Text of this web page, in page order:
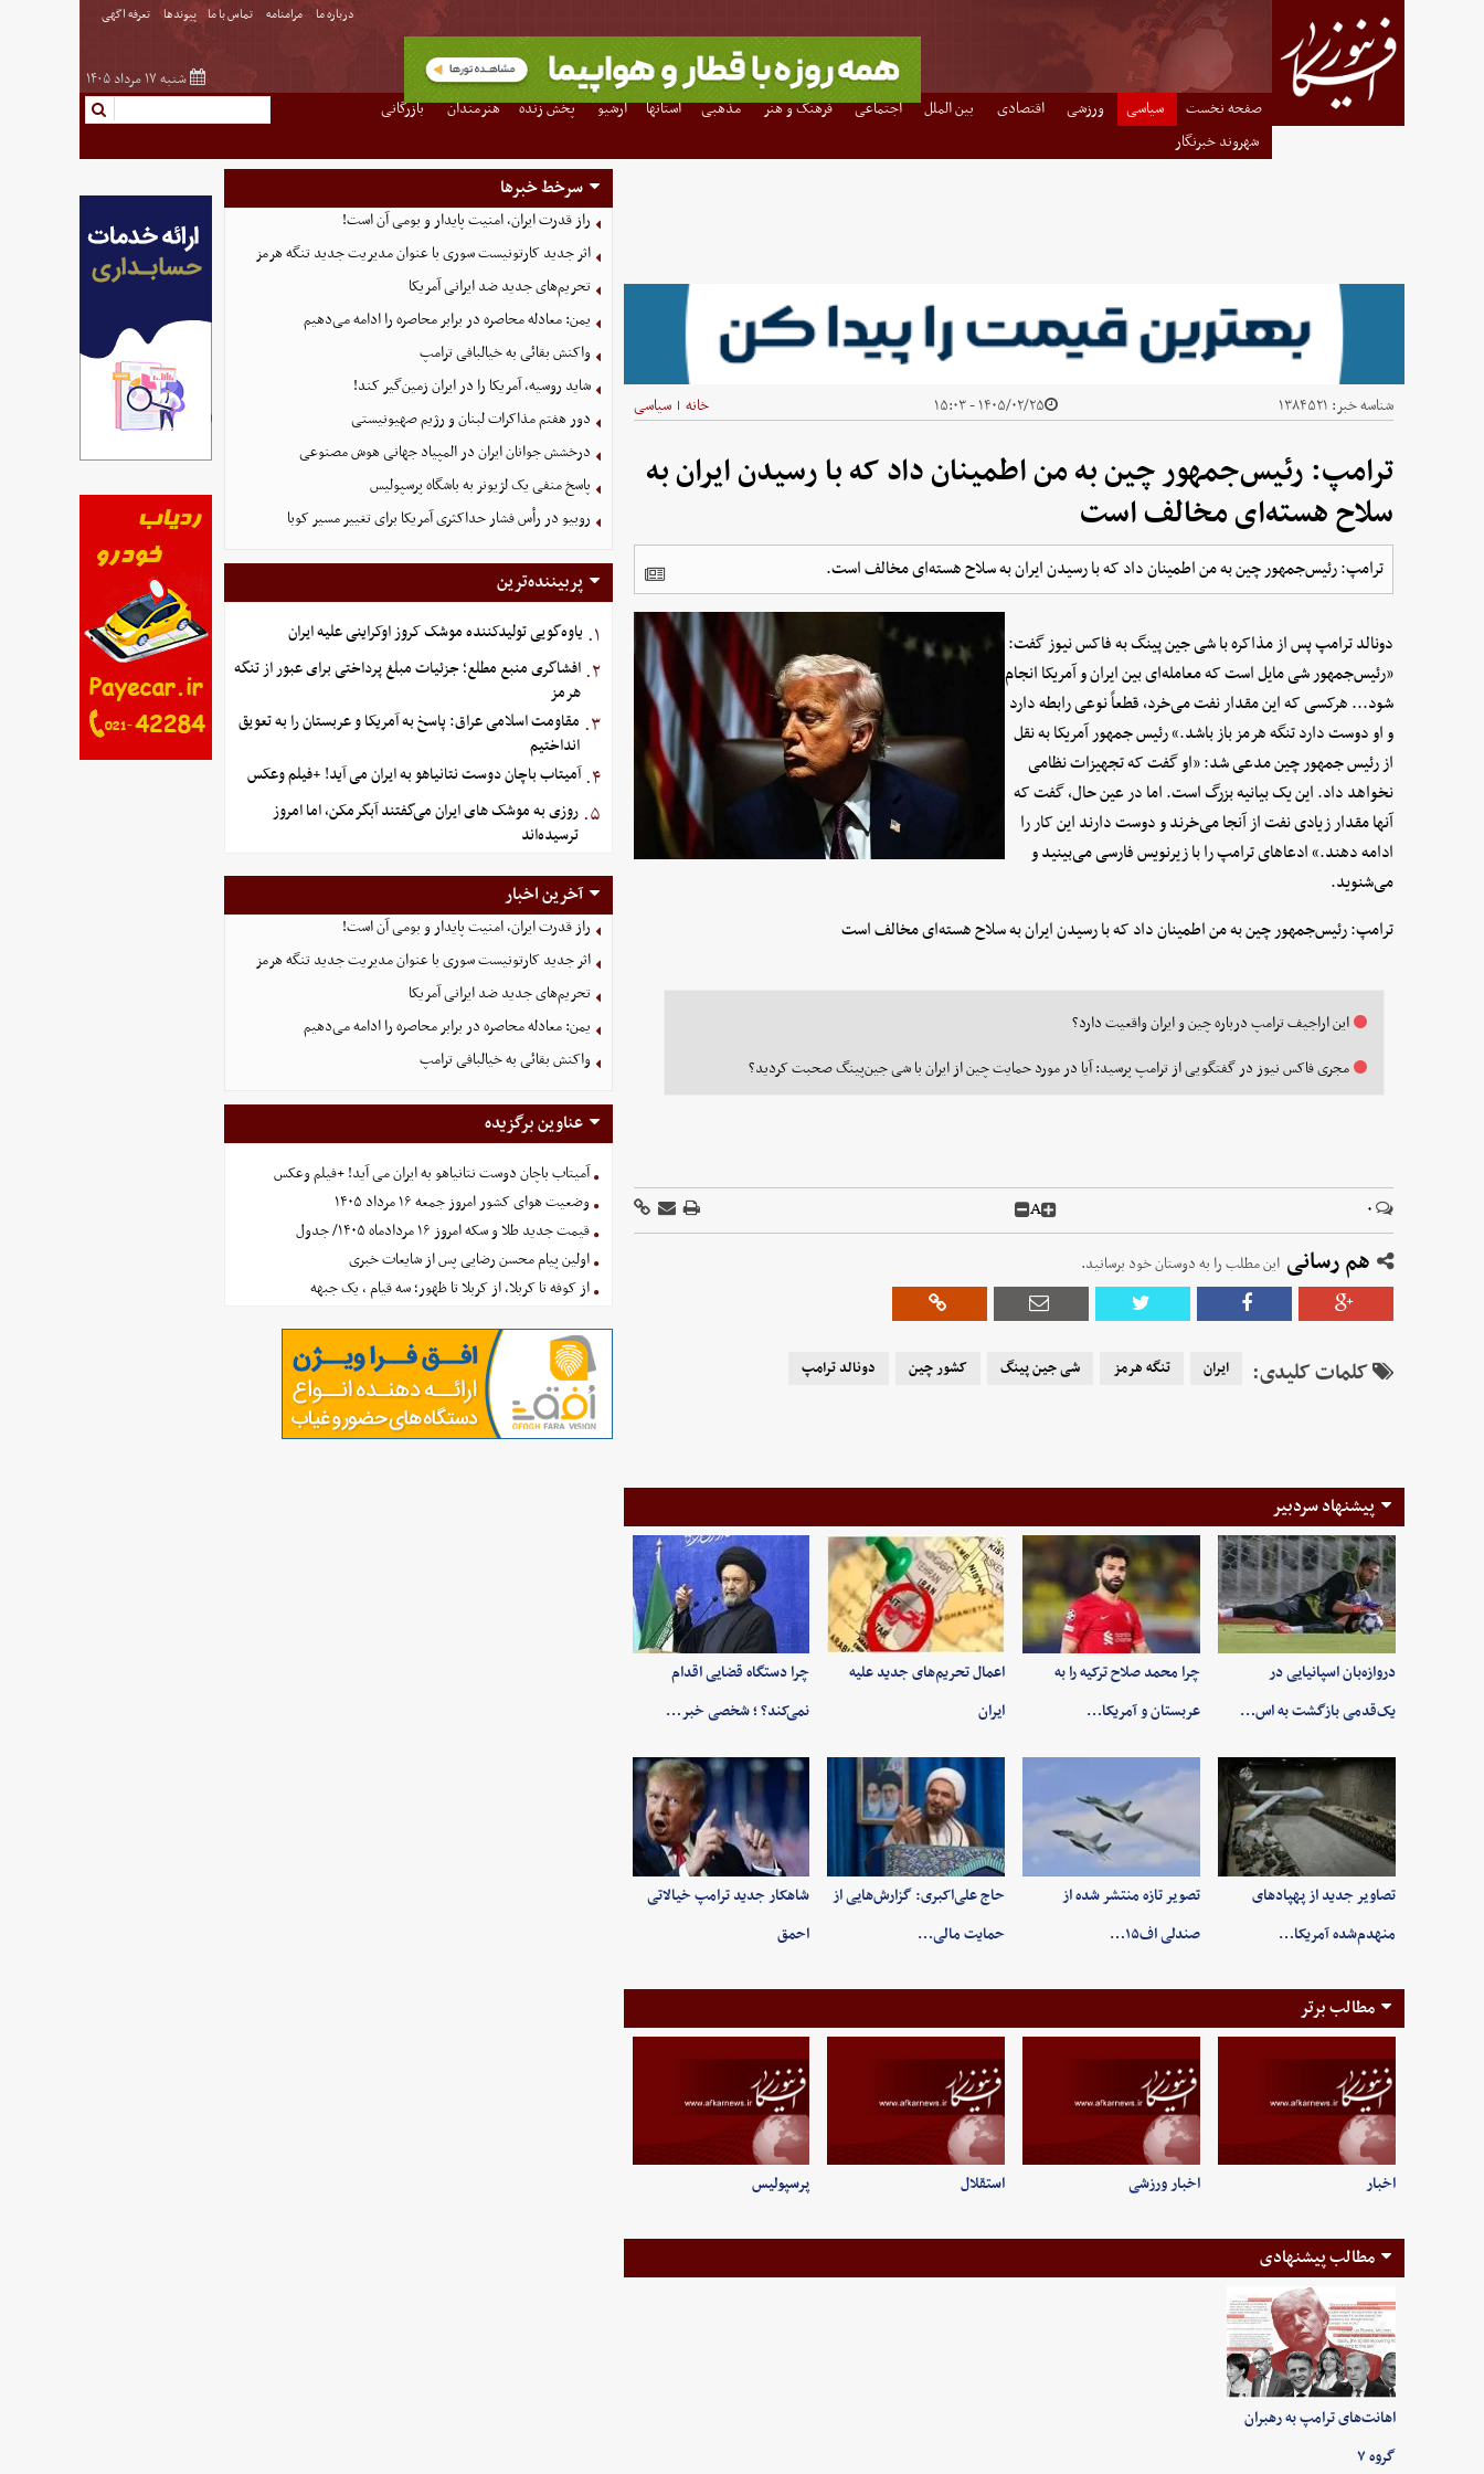
درباره ما مرامنامه تماس با ما پیوندها تعرفه اگهی
شنبه ۱۷ مرداد ۱۴۰۵
صفحه نخست سیاسی ورزشی اقتصادی بین الملل اجتماعی فرهنگ و هنر مذهبی استانها آرشیو پخش زنده هنرمندان
بازرگانی
شهروند خبرنگار
شناسه خبر: ۱۳۸۴۵۲۱ ۱۴۰۵/۰۲/۲۵ - ۱۵:۰۳ خانه | سیاسی
ترامپ: رئیس‌جمهور چین به من اطمینان داد که با رسیدن ایران به
سلاح هسته‌ای مخالف است
ترامپ: رئیس‌جمهور چین به من اطمینان داد که با رسیدن ایران به سلاح هسته‌ای مخالف است.
دونالد ترامپ پس از مذاکره با شی جین پینگ به فاکس نیوز گفت:
«رئیس‌جمهور شی مایل است که معامله‌ای بین ایران و آمریکا انجام
شود... هرکسی که این مقدار نفت می‌خرد، قطعاً نوعی رابطه دارد
و او دوست دارد تنگه هرمز باز باشد.» رئیس جمهور آمریکا به نقل
از رئیس جمهور چین مدعی شد: «او گفت که تجهیزات نظامی
نخواهد داد. این یک بیانیه بزرگ است. اما در عین حال، گفت که
آنها مقدار زیادی نفت از آنجا می‌خرند و دوست دارند این کار را
ادامه دهند.» ادعاهای ترامپ را با زیرنویس فارسی می‌بینید و
می‌شنوید.
ترامپ: رئیس‌جمهور چین به من اطمینان داد که با رسیدن ایران به سلاح هسته‌ای مخالف است
این اراجیف ترامپ درباره چین و ایران واقعیت دارد؟
مجری فاکس نیوز در گفتگویی از ترامپ پرسید: آیا در مورد حمایت چین از ایران با شی جین‌پینگ صحبت کردید؟
۰ A
هم رسانی این مطلب را به دوستان خود برسانید.
کلمات کلیدی: ایران تنگه هرمز شی جین پینگ کشور چین دونالد ترامپ
پیشنهاد سردبیر
دروازه‌بان اسپانیایی در
یک‌قدمی بازگشت به اس…
چرا محمد صلاح ترکیه را به
عربستان و آمریکا…
اعمال تحریم‌های جدید علیه
ایران
چرا دستگاه قضایی اقدام
نمی‌کند؟ ؛ شخصی خبر…
تصاویر جدید از پهپادهای
منهدم‌شده آمریکا…
تصویر تازه منتشر شده از
صندلی اف۱۵…
حاج علی‌اکبری: گزارش‌هایی از
حمایت مالی…
شاهکار جدید ترامپ خیالاتی
احمق
مطالب برتر
اخبار اخبار ورزشی استقلال پرسپولیس
مطالب پیشنهادی
اهانت‌های ترامپ به رهبران
گروه ۷
سرخط خبرها
راز قدرت ایران، امنیت پایدار و بومی آن است!
اثر جدید کارتونیست سوری با عنوان مدیریت جدید تنگه هرمز
تحریم‌های جدید ضد ایرانی آمریکا
یمن: معادله محاصره در برابر محاصره را ادامه می‌دهیم
واکنش بقائی به خیالبافی ترامپ
شاید روسیه، آمریکا را در ایران زمین‌گیر کند!
دور هفتم مذاکرات لبنان و رژیم صهیونیستی
درخشش جوانان ایران در المپیاد جهانی هوش مصنوعی
پاسخ منفی یک لژیونر به باشگاه پرسپولیس
روبیو در رأس فشار حداکثری آمریکا برای تغییر مسیر کوبا
پربیننده‌ترین
۱. یاوه‌گویی تولیدکننده موشک کروز اوکراینی علیه ایران
۲. افشاگری منبع مطلع؛ جزئیات مبلغ پرداختی برای عبور از تنگه
هرمز
۳. مقاومت اسلامی عراق: پاسخ به آمریکا و عربستان را به تعویق
انداختیم
۴. آمیتاب باچان دوست نتانیاهو به ایران می آید! +فیلم وعکس
۵. روزی به موشک‌ های ایران می‌گفتند آبگرمکن، اما امروز
ترسیده‌اند
آخرین اخبار
راز قدرت ایران، امنیت پایدار و بومی آن است!
اثر جدید کارتونیست سوری با عنوان مدیریت جدید تنگه هرمز
تحریم‌های جدید ضد ایرانی آمریکا
یمن: معادله محاصره در برابر محاصره را ادامه می‌دهیم
واکنش بقائی به خیالبافی ترامپ
عناوین برگزیده
آمیتاب باچان دوست نتانیاهو به ایران می آید! +فیلم وعکس
وضعیت هوای کشور امروز جمعه ۱۶ مرداد ۱۴۰۵
قیمت جدید طلا و سکه امروز ۱۶ مردادماه ۱۴۰۵/ جدول
اولین پیام محسن رضایی پس از شایعات خبری
از کوفه تا کربلا، از کربلا تا ظهور؛ سه قیام ، یک جبهه